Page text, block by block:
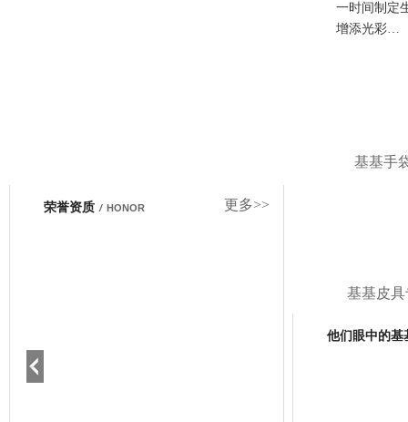
一时间制定
增添光彩…
基基手
基基皮
更多>>
荣誉资质 / HONOR
他们眼中的基